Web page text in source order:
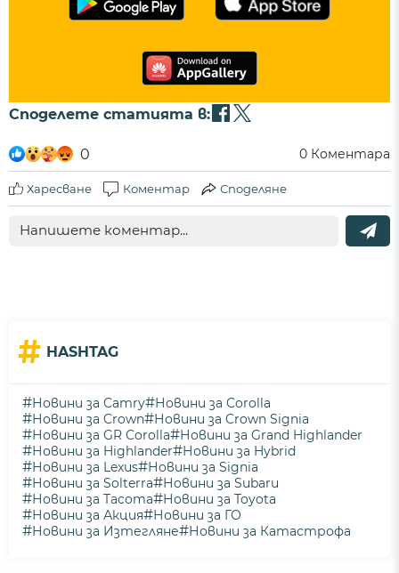
Споделете статията в:
0 0 Коментара
Харесване Коментар Споделяне
# HASHTAG
#Новини за Camry#Новини за Corolla
#Новини за Crown#Новини за Crown Signia
#Новини за GR Corolla#Новини за Grand Highlander
#Новини за Highlander#Новини за Hybrid
#Новини за Lexus#Новини за Signia
#Новини за Solterra#Новини за Subaru
#Новини за Tacoma#Новини за Toyota
#Новини за Акция#Новини за ГО
#Новини за Изтегляне#Новини за Катастрофа